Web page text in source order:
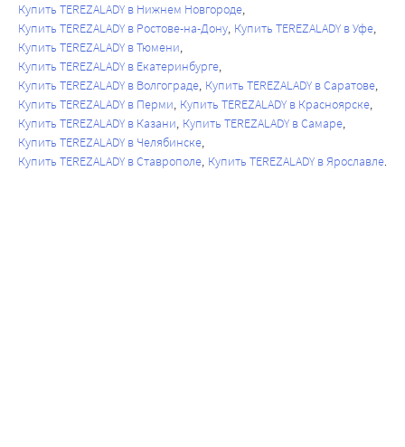
Купить TEREZALADY в Нижнем Новгороде
Купить TEREZALADY в Ростове-на-Дону Купить TEREZALADY в Уфе
Купить TEREZALADY в Тюмени
Купить TEREZALADY в Екатеринбурге
Купить TEREZALADY в Волгограде Купить TEREZALADY в Саратове
Купить TEREZALADY в Перми Купить TEREZALADY в Красноярске
Купить TEREZALADY в Казани Купить TEREZALADY в Самаре
Купить TEREZALADY в Челябинске
Купить TEREZALADY в Ставрополе Купить TEREZALADY в Ярославле